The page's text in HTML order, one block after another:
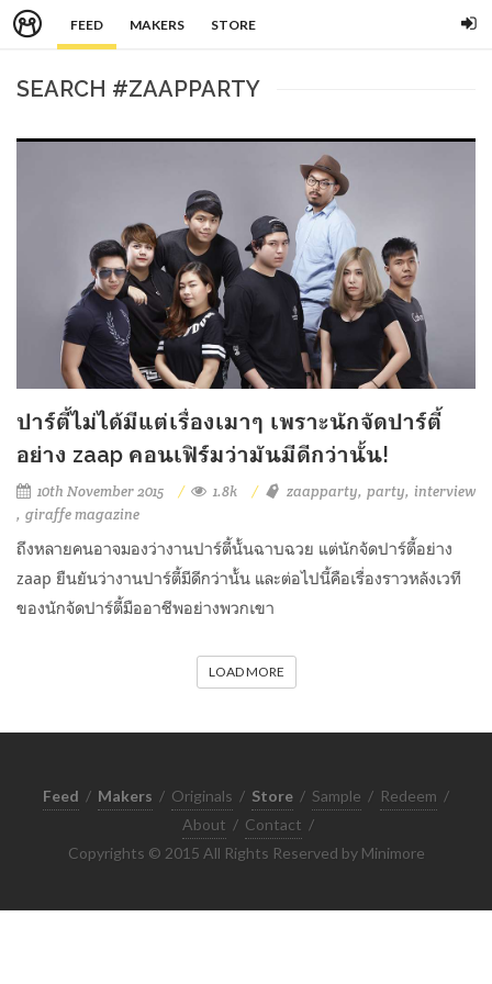
FEED MAKERS STORE
SEARCH #ZAAPPARTY
ปาร์ตี้ไม่ได้มีแต่เรื่องเมาๆ เพราะนักจัดปาร์ตี้
อย่าง zaap คอนเฟิร์มว่ามันมีดีกว่านั้น!
10th November 2015 1.8k zaapparty party interview
giraffe magazine
ถึงหลายคนอาจมองว่างานปาร์ตี้นั้นฉาบฉวย แต่นักจัดปาร์ตี้อย่าง
zaap ยืนยันว่างานปาร์ตี้มีดีกว่านั้น และต่อไปนี้คือเรื่องราวหลังเวที
ของนักจัดปาร์ตี้มืออาชีพอย่างพวกเขา
LOAD MORE
Feed / Makers / Originals / Store / Sample / Redeem /
About / Contact /
Copyrights © 2015 All Rights Reserved by Minimore